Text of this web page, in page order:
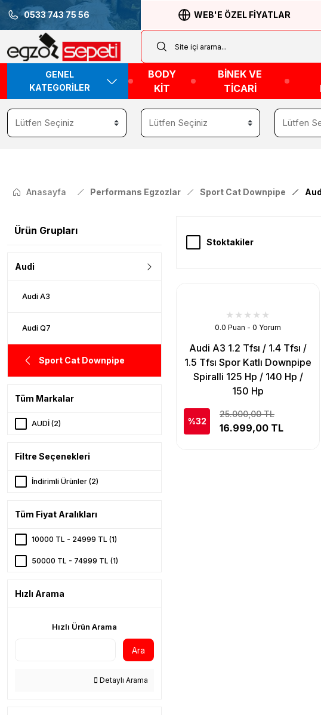
0533 743 75 56 WEB'E ÖZEL FİYATLAR
GENEL
KATEGORİLER
BODY
KİT
BİNEK VE
TİCARİ
Anasayfa Performans Egzozlar Sport Cat Downpipe
Ürün Grupları
Audi
Audi A3
Audi Q7
Sport Cat Downpipe
Tüm Markalar
AUDİ (2)
Filtre Seçenekleri
İndirimli Ürünler (2)
Tüm Fiyat Aralıkları
10000 TL - 24999 TL (1)
50000 TL - 74999 TL (1)
Hızlı Arama
Hızlı Ürün Arama
Ara
Detaylı Arama
Stoktakiler
0.0 Puan - 0 Yorum
Audi A3 1.2 Tfsı / 1.4 Tfsı /
1.5 Tfsı Spor Katlı Downpipe
Spiralli 125 Hp / 140 Hp /
150 Hp
%32
25.000,00 TL
16.999,00 TL